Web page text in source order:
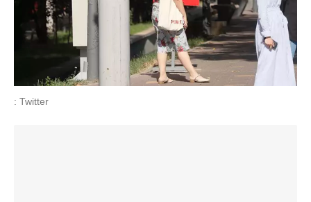
: Twitter